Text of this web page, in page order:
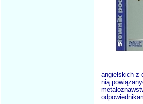
angielskich z
nią